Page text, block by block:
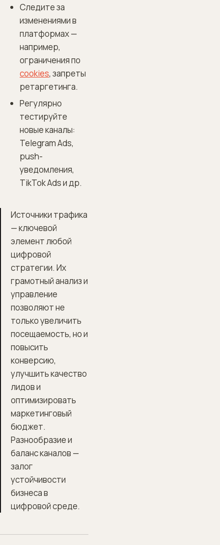
Следите за
изменениями в
платформах —
например,
ограничения по
cookies, запреты
ретаргетинга.
Регулярно
тестируйте
новые каналы:
Telegram Ads,
push-
уведомления,
TikTok Ads и др.
Источники трафика
— ключевой
элемент любой
цифровой
стратегии. Их
грамотный анализ и
управление
позволяют не
только увеличить
посещаемость, но и
повысить
конверсию,
улучшить качество
лидов и
оптимизировать
маркетинговый
бюджет.
Разнообразие и
баланс каналов —
залог
устойчивости
бизнеса в
цифровой среде.